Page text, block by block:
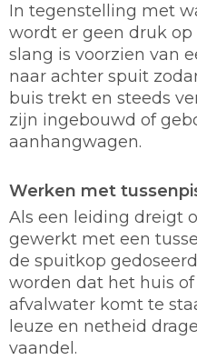
In tegenstelling met
wordt er geen druk op
slang is voorzien van
naar achter spuit
buis trekt en steeds
zijn ingebouwd of
aanhangwagen.
Werken met
Als een leiding dreigt
gewerkt met een
de spuitkop
worden dat het huis
afvalwater komt te
leuze en netheid
vaandel.